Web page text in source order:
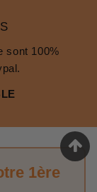
sont 100%
1ère